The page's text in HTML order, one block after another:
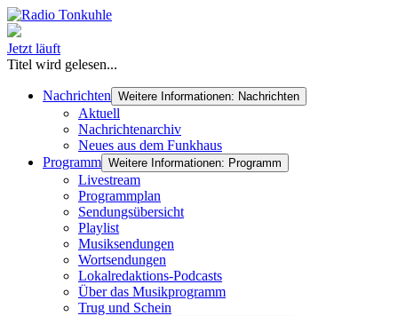
Jetzt läuft
Titel wird gelesen...
Nachrichten Weitere Informationen: Nachrichten
Aktuell
Nachrichtenarchiv
Neues aus dem Funkhaus
Programm Weitere Informationen: Programm
Livestream
Programmplan
Sendungsübersicht
Playlist
Musiksendungen
Wortsendungen
Lokalredaktions-Podcasts
Über das Musikprogramm
Trug und Schein